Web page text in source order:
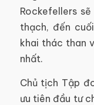
Rockefellers
thạch, đến
khai thác than
nhất.
Chủ tịch Tập
ưu tiên đầu tư